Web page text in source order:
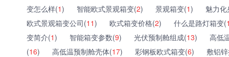
变怎么样(1) 智能欧式景观箱变(2) 景观箱变(1)
魅力
欧式景观箱变公司(11) 欧式箱变价格(2) 什么是路灯箱变(
变简介(1) 智能箱变参数(9) 光伏预制舱组成(13)
高低
(16) 高低温预制舱壳体(17) 彩钢板欧式箱变(6)
敷铝